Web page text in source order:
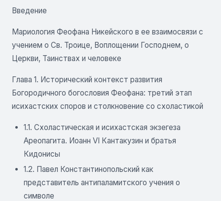
Введение
Мариология Феофана Никейского в ее взаимосвязи с
учением о Св. Троице, Воплощении Господнем, о
Церкви, Таинствах и человеке
Глава 1. Исторический контекст развития
Богородичного богословия Феофана: третий этап
исихастских споров и столкновение со схоластикой
1.1. Схоластическая и исихастская экзегеза
Ареопагита. Иоанн VI Кантакузин и братья
Кидонисы
1.2. Павел Константинопольский как
представитель антипаламитского учения о
символе